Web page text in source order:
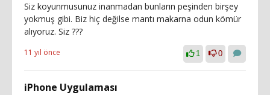
Siz koyunmusunuz inanmadan bunların peşinden birşey
yokmuş gibi. Biz hiç değilse mantı makarna odun kömür
alıyoruz. Siz ???
11 yıl önce 1 0
iPhone Uygulaması